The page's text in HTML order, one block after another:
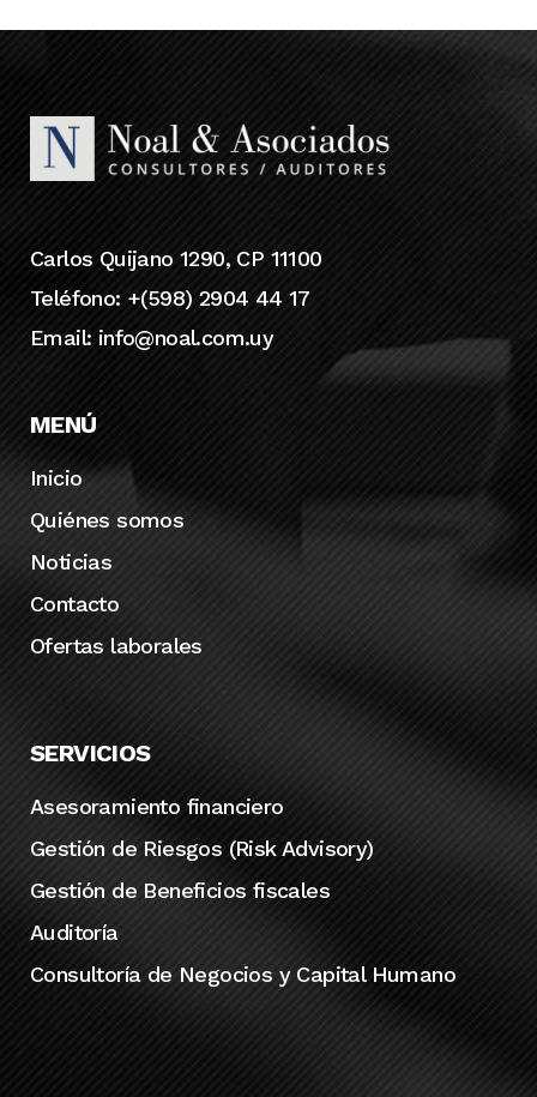
Carlos Quijano 1290, CP 11100
Teléfono: +(598) 2904 44 17
Email: info@noal.com.uy
MENÚ
Inicio
Quiénes somos
Noticias
Contacto
Ofertas laborales
SERVICIOS
Asesoramiento financiero
Gestión de Riesgos (Risk Advisory)
Gestión de Beneficios fiscales
Auditoría
Consultoría de Negocios y Capital Humano